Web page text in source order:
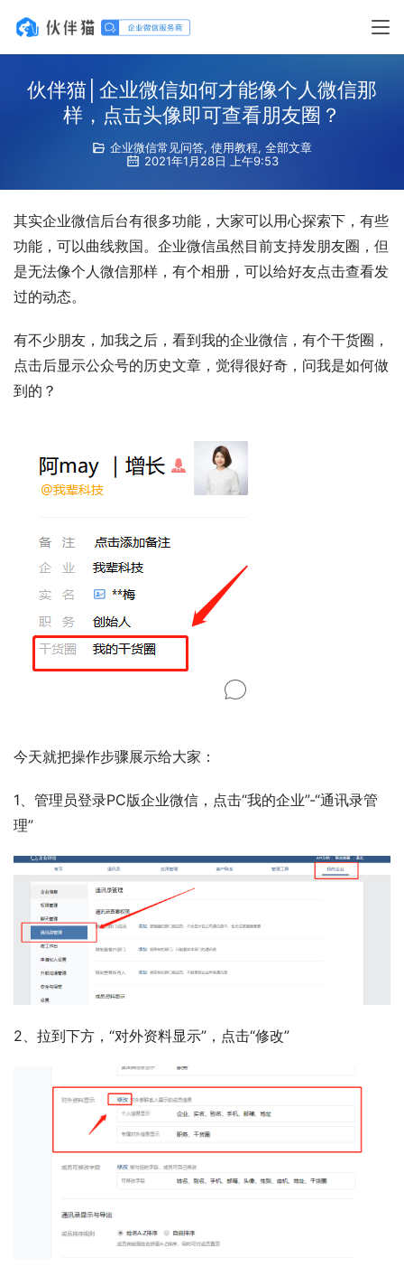
伙伴猫│企业微信如何才能像个人微信那
样，点击头像即可查看朋友圈？
企业微信常见问答, 使用教程, 全部文章
2021年1月28日 上午9:53
其实企业微信后台有很多功能，大家可以用心探索下，有些
功能，可以曲线救国。企业微信虽然目前支持发朋友圈，但
是无法像个人微信那样，有个相册，可以给好友点击查看发
过的动态。
有不少朋友，加我之后，看到我的企业微信，有个干货圈，
点击后显示公众号的历史文章，觉得很好奇，问我是如何做
到的？
今天就把操作步骤展示给大家：
1、管理员登录PC版企业微信，点击“我的企业”-“通讯录管
理”
2、拉到下方，“对外资料显示”，点击“修改”